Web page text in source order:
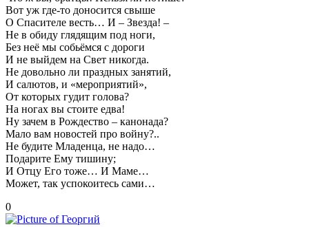
Вот уж где-то доносится свыше
О Спасителе весть… И – Звезда! –
Не в обиду глядящим под ноги,
Без неё мы собьёмся с дороги
И не выйдем на Свет никогда.
Не довольно ли праздных занятий,
И салютов, и «мероприятий»,
От которых гудит голова?
На ногах вы стоите едва!
Ну зачем в Рождество – канонада?
Мало вам новостей про войну?..
Не будите Младенца, не надо…
Подарите Ему тишину;
И Отцу Его тоже… И Маме…
Может, так успокоитесь сами…
0